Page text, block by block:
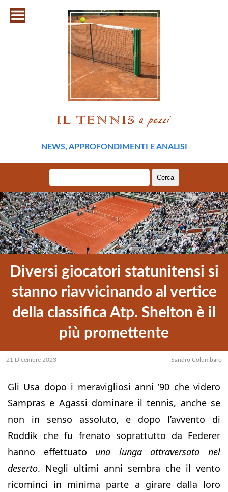
NEWS, APPROFONDIMENTI E ANALISI
per:
Diversi giocatori statunitensi si
stanno riavvicinando al vertice
della classifica Atp. Shelton è il
più promettente
21 Dicembre 2023 Sandro Columbaro
Gli Usa dopo i meravigliosi anni ’90 che videro
Sampras e Agassi dominare il tennis, anche se
non in senso assoluto, e dopo l’avvento di
Roddik che fu frenato soprattutto da Federer
hanno effettuato una lunga attraversata nel
deserto. Negli ultimi anni sembra che il vento
ricominci in minima parte a girare dalla loro